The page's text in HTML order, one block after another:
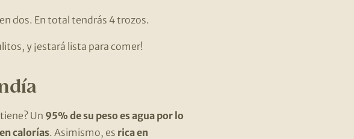
dos. En total tendrás 4 trozos.
y ¡estará lista para comer!
Un 95% de su peso es agua por lo
calorías. Asimismo, es rica en